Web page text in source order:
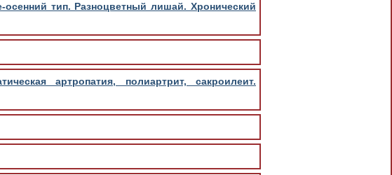
осенний тип. Разноцветный лишай. Хронический
артропатия, полиартрит, сакроилеит.